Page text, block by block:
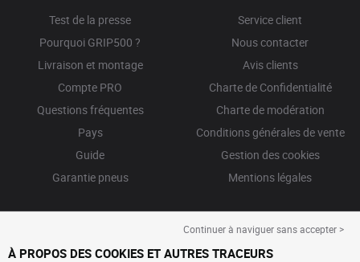
Test de la presse
Pourquoi GRIP500 ?
Livraison et montage
Compte PRO
Questions fréquentes
Pays
Guide
Garantie pneus
Service client
Nous contacter
Avis clients
Charte de Confidentialité
Charte de modération
Conditions générales de vente
Gestion des cookies
Mentions légales
Continuer à naviguer sans accepter >
À PROPOS DES COOKIES ET AUTRES TRACEURS